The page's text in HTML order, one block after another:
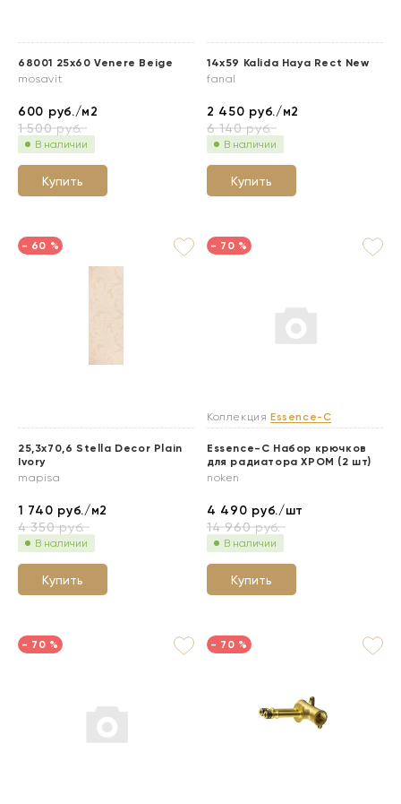
68001 25x60 Venere Beige
mosavit
600 руб./м2
1 500руб.
В наличии
Купить
14x59 Kalida Haya Rect New
fanal
2 450 руб./м2
6 140руб.
В наличии
Купить
- 60 %
25,3x70,6 Stella Decor Plain
Ivory
mapisa
1 740 руб./м2
4 350руб.
В наличии
Купить
- 70 %
Коллекция Essence-C
Essence-С Набор крючков
для радиатора ХРОМ (2 шт)
noken
4 490 руб./шт
14 960руб.
В наличии
Купить
- 70 % - 70 %